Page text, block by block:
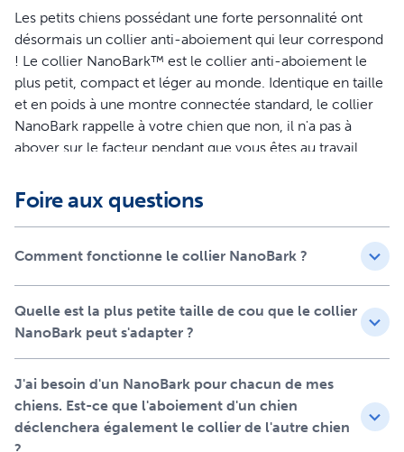
Les petits chiens possédant une forte personnalité ont
désormais un collier anti-aboiement qui leur correspond
! Le collier NanoBark™ est le collier anti-aboiement le
plus petit, compact et léger au monde. Identique en taille
et en poids à une montre connectée standard, le collier
NanoBark rappelle à votre chien que non, il n'a pas à
aboyer sur le facteur pendant que vous êtes au travail.
mouvementées, ce collier anti-aboiement innovant pour
chien est parfait pour la vie à la maison et les sorties. En
franchir une avancée majeure.
Caractéristiques
Le plus petit collier anti-aboiement au monde :
épuré.
Idéal pour les petits et moyens chiens : S'adapte
parfaitement aux chiens dont le cou mesure entre 15
Foire aux questions
Comment fonctionne le collier NanoBark ?
Quelle est la plus petite taille de cou que le collier
NanoBark peut s'adapter ?
J'ai besoin d'un NanoBark pour chacun de mes
chiens. Est-ce que l'aboiement d'un chien
déclenchera également le collier de l'autre chien